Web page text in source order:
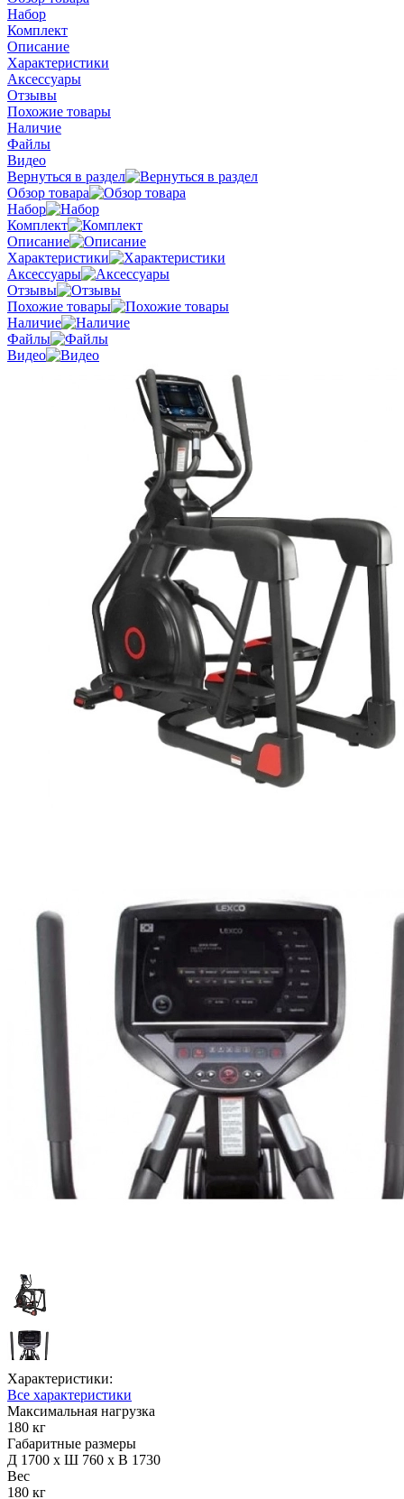
Набор
Комплект
Описание
Характеристики
Аксессуары
Отзывы
Похожие товары
Наличие
Файлы
Видео
Вернуться в раздел
Обзор товара
Набор
Комплект
Описание
Характеристики
Аксессуары
Отзывы
Похожие товары
Наличие
Файлы
Видео
Характеристики:
Все характеристики
Максимальная нагрузка
180 кг
Габаритные размеры
Д 1700 x Ш 760 x В 1730
Вес
180 кг